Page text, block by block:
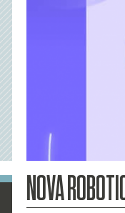
NOVA